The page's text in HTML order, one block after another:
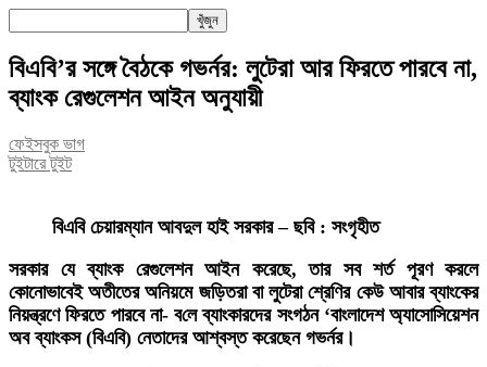
বিএবি’র সঙ্গে বৈঠকে গভর্নর: লুটেরা আর ফিরতে পারবে না,
ব্যাংক রেগুলেশন আইন অনুযায়ী
ফেইসবুক ভাগ
টুইটারে টুইট
বিএবি চেয়ারম্যান আবদুল হাই সরকার – ছবি : সংগৃহীত
সরকার যে ব্যাংক রেগুলেশন আইন করেছে, তার সব শর্ত পূরণ করলে
কোনোভাবেই অতীতের অনিয়মে জড়িতরা বা লুটেরা শ্রেণির কেউ আবার ব্যাংকের
নিয়ন্ত্রণে ফিরতে পারবে না- ব‌লে ব্যাংকারদের সংগঠন ‘বাংলাদেশ অ্যাসোসিয়েশন
অব ব্যাংকস (বিএবি) নেতাদের আশ্বস্ত করেছেন গভর্নর।